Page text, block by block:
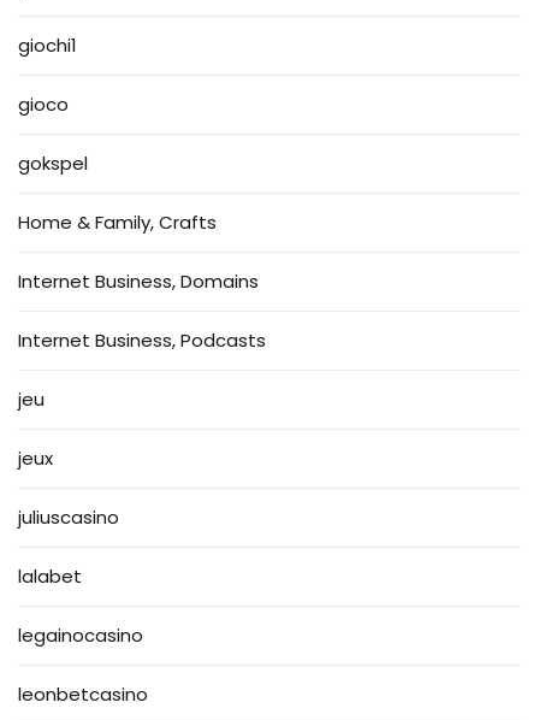
giochi1
gioco
gokspel
Home & Family, Crafts
Internet Business, Domains
Internet Business, Podcasts
jeu
jeux
juliuscasino
lalabet
legainocasino
leonbetcasino